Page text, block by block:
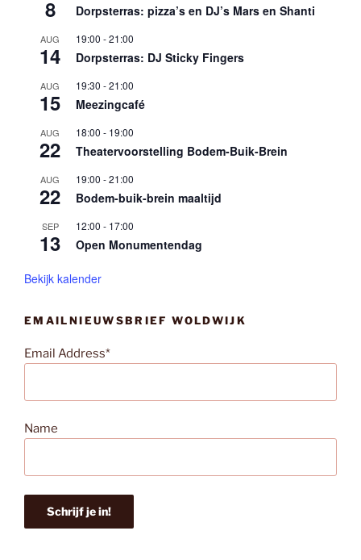
8 Dorpsterras: pizza’s en DJ’s Mars en Shanti
AUG
14
19:00 -21:00
Dorpsterras: DJ Sticky Fingers
AUG
15
19:30 -21:00
Meezingcafé
AUG
22
18:00 - 19:00
Theatervoorstelling Bodem-Buik-Brein
AUG
22
19:00 -21:00
Bodem-buik-brein maaltijd
SEP
13
12:00 - 17:00
Open Monumentendag
Bekijk kalender
EMAILNIEUWSBRIEF WOLDWIJK
Email Address*
Name